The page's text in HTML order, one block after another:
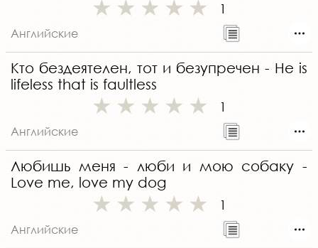
1
Английские
Кто бездеятелен, тот и безупречен - Не is
lifeless that is faultless
1
Английские
Любишь меня - люби и мою собаку -
Love me, love my dog
1
Английские